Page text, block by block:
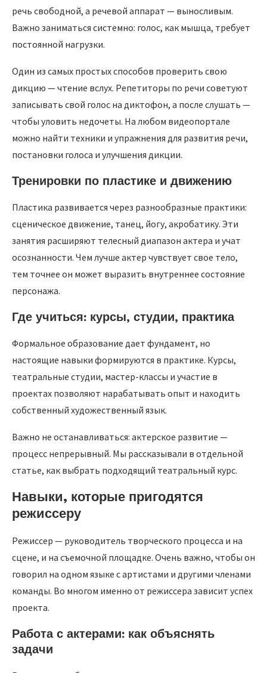
речь свободной, а речевой аппарат — выносливым.
Важно заниматься системно: голос, как мышца, требует
постоянной нагрузки.
Один из самых простых способов проверить свою
дикцию — чтение вслух. Репетиторы по речи советуют
записывать свой голос на диктофон, а после слушать —
чтобы уловить недочеты. На любом видеопортале
можно найти техники и упражнения для развития речи,
постановки голоса и улучшения дикции.
Тренировки по пластике и движению
Пластика развивается через разнообразные практики:
сценическое движение, танец, йогу, акробатику. Эти
занятия расширяют телесный диапазон актера и учат
осознанности. Чем лучше актер чувствует свое тело,
тем точнее он может выразить внутреннее состояние
персонажа.
Где учиться: курсы, студии, практика
Формальное образование дает фундамент, но
настоящие навыки формируются в практике. Курсы,
театральные студии, мастер-классы и участие в
проектах позволяют нарабатывать опыт и находить
собственный художественный язык.
Важно не останавливаться: актерское развитие —
процесс непрерывный. Мы рассказывали в отдельной
статье, как выбрать подходящий театральный курс.
Навыки, которые пригодятся
режиссеру
Режиссер — руководитель творческого процесса и на
сцене, и на съемочной площадке. Очень важно, чтобы он
говорил на одном языке с артистами и другими членами
команды. Во многом именно от режиссера зависит успех
проекта.
Работа с актерами: как объяснять
задачи